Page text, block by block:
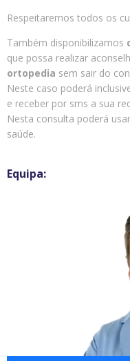
Respeitaremos todos os
Também disponibilizamos
que possa realizar
ortopedia sem sair do
Neste caso poderá
e receber por sms a sua
Nesta consulta poderá
saúde.